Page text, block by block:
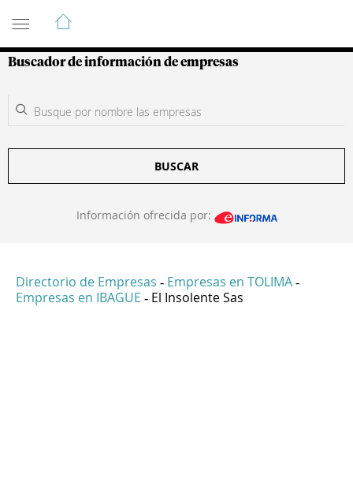
Guía de Empresas Colombianas
Buscador de información de empresas
BUSCAR
Información ofrecida por:
Directorio de Empresas - Empresas en TOLIMA -
Empresas en IBAGUE - El Insolente Sas